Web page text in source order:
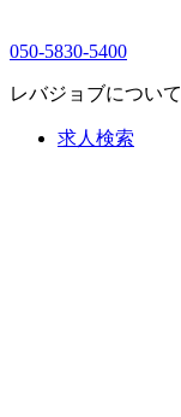
050-5830-5400
レバジョブについて
求人検索